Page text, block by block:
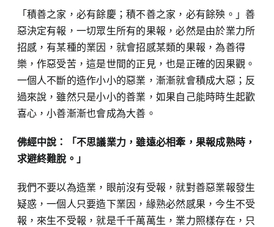
「積善之家，必有餘慶；積不善之家，必有餘殃。」善
惡決定有報，一切眾生所有的果報，必然是由於業力所
招感，有某種的業因，就會招感某類的果報，為善得
樂，作惡受苦，這是世間的正見，也是正確的因果觀。
一個人不斷的造作小小的惡業，漸漸就會積成大惡；反
過來說，雖然只是小小的善業，如果自己能時時生起歡
喜心，小善漸漸也會成為大善。
佛經中說：「不思議業力，雖遠必相牽，果報成熟時，
求避終難脫。」
我們不要以為造業，眼前沒有受報，就對善惡業報發生
疑惑，一個人只要造下業因，緣熟必然感果，今生不受
報，來生不受報，就是千千萬萬生，業力照樣存在，只